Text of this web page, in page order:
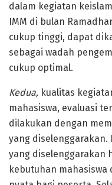
dalam kegiatan
IMM di bulan
cukup tinggi, dapat
sebagai wadah
cukup optimal.
Kedua, kualitas
mahasiswa, evaluasi
dilakukan dengan
yang
yang diselenggarakan
kebutuhan